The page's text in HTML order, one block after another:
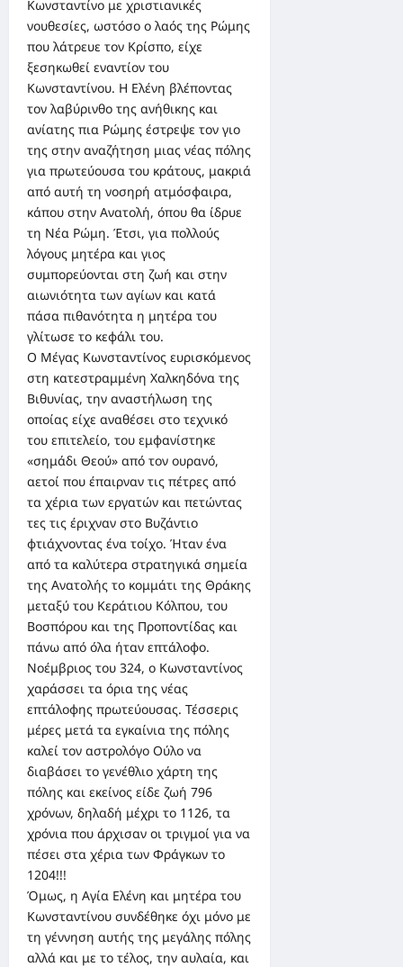
Κωνσταντίνο με χριστιανικές
νουθεσίες, ωστόσο ο λαός της Ρώμης
που λάτρευε τον Κρίσπο, είχε
ξεσηκωθεί εναντίον του
Κωνσταντίνου. Η Ελένη βλέποντας
τον λαβύρινθο της ανήθικης και
ανίατης πια Ρώμης έστρεψε τον γιο
της στην αναζήτηση μιας νέας πόλης
για πρωτεύουσα του κράτους, μακριά
από αυτή τη νοσηρή ατμόσφαιρα,
κάπου στην Ανατολή, όπου θα ίδρυε
τη Νέα Ρώμη. Έτσι, για πολλούς
λόγους μητέρα και γιος
συμπορεύονται στη ζωή και στην
αιωνιότητα των αγίων και κατά
πάσα πιθανότητα η μητέρα του
γλίτωσε το κεφάλι του.
Ο Μέγας Κωνσταντίνος ευρισκόμενος
στη κατεστραμμένη Χαλκηδόνα της
Βιθυνίας, την αναστήλωση της
οποίας είχε αναθέσει στο τεχνικό
του επιτελείο, του εμφανίστηκε
«σημάδι Θεού» από τον ουρανό,
αετοί που έπαιρναν τις πέτρες από
τα χέρια των εργατών και πετώντας
τες τις έριχναν στο Βυζάντιο
φτιάχνοντας ένα τοίχο. Ήταν ένα
από τα καλύτερα στρατηγικά σημεία
της Ανατολής το κομμάτι της Θράκης
μεταξύ του Κεράτιου Κόλπου, του
Βοσπόρου και της Προποντίδας και
πάνω από όλα ήταν επτάλοφο.
Νοέμβριος του 324, ο Κωνσταντίνος
χαράσσει τα όρια της νέας
επτάλοφης πρωτεύουσας. Τέσσερις
μέρες μετά τα εγκαίνια της πόλης
καλεί τον αστρολόγο Ούλο να
διαβάσει το γενέθλιο χάρτη της
πόλης και εκείνος είδε ζωή 796
χρόνων, δηλαδή μέχρι το 1126, τα
χρόνια που άρχισαν οι τριγμοί για να
πέσει στα χέρια των Φράγκων το
1204!!!
Όμως, η Αγία Ελένη και μητέρα του
Κωνσταντίνου συνδέθηκε όχι μόνο με
τη γέννηση αυτής της μεγάλης πόλης
αλλά και με το τέλος, την αυλαία, και